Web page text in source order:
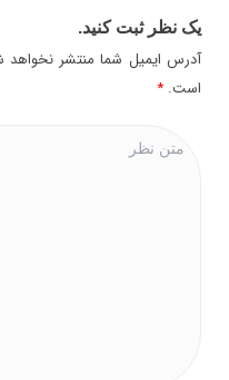
یک نظر ثبت کنید.
آدرس ایمیل شما منتشر نخواهد
است. *